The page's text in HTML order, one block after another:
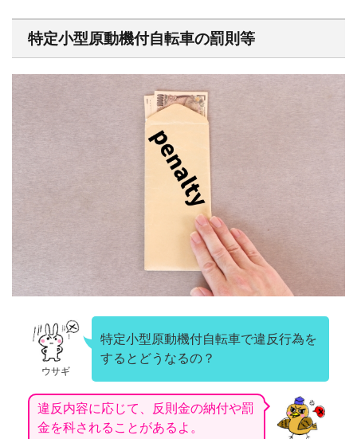
特定小型原動機付自転車の罰則等
ウサギ
特定小型原動機付自転車で違反行為を
するとどうなるの？
違反内容に応じて、反則金の納付や罰
金を科されることがあるよ。